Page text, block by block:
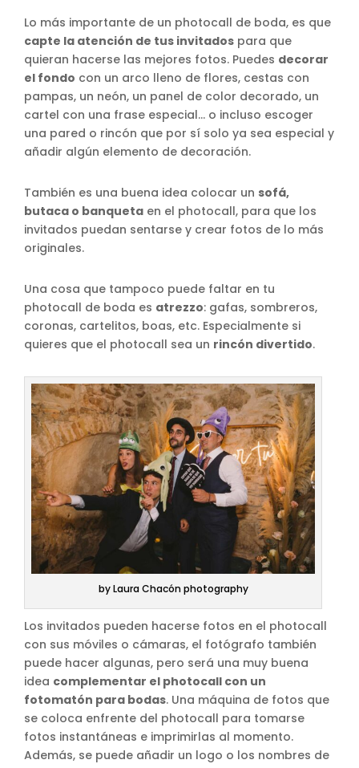
Lo más importante de un photocall de boda, es que
capte la atención de tus invitados para que
quieran hacerse las mejores fotos. Puedes decorar
el fondo con un arco lleno de flores, cestas con
pampas, un neón, un panel de color decorado, un
cartel con una frase especial… o incluso escoger
una pared o rincón que por sí solo ya sea especial y
añadir algún elemento de decoración.
También es una buena idea colocar un sofá,
butaca o banqueta en el photocall, para que los
invitados puedan sentarse y crear fotos de lo más
originales.
Una cosa que tampoco puede faltar en tu
photocall de boda es atrezzo: gafas, sombreros,
coronas, cartelitos, boas, etc. Especialmente si
quieres que el photocall sea un rincón divertido.
by Laura Chacón photography
Los invitados pueden hacerse fotos en el photocall
con sus móviles o cámaras, el fotógrafo también
puede hacer algunas, pero será una muy buena
idea complementar el photocall con un
fotomatón para bodas. Una máquina de fotos que
se coloca enfrente del photocall para tomarse
fotos instantáneas e imprimirlas al momento.
Además, se puede añadir un logo o los nombres de